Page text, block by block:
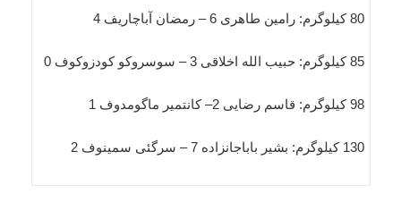
80 کیلوگرم: رامین طاهری 6 – رمضان آباچاریف 4
85 کیلوگرم: حبیب الله اخلاقی 3 – سوسروکو کودزوکوف 0
98 کیلوگرم: قاسم رضایی 2– کانتمیر ماگومدوف 1
130 کیلوگرم: بشیر باباجانزاده 7 – سرگئی سمینوف 2